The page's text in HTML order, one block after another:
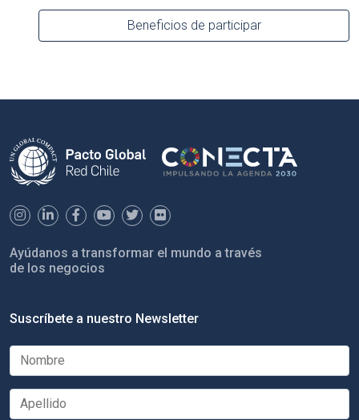
Beneficios de participar
Ayúdanos a transformar el mundo a través
de los negocios
Suscríbete a nuestro Newsletter